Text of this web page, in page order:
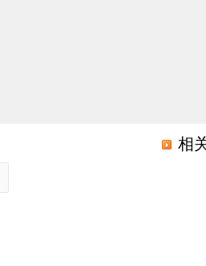
男主角之间错综复杂的关系展开
相